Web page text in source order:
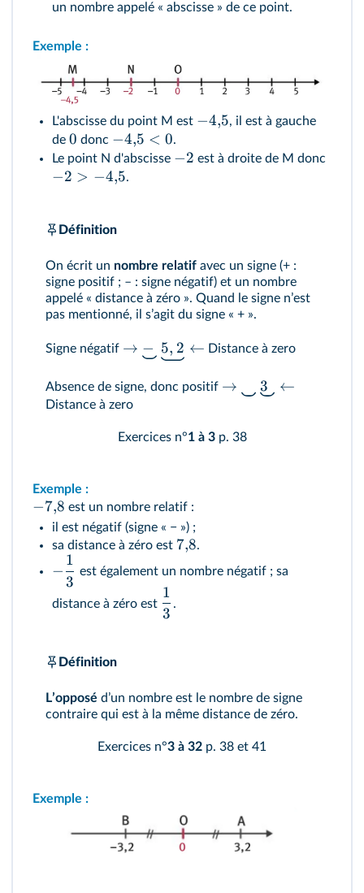
un nombre appelé « abscisse » de ce point.
Exemple :
L'abscisse du point M est −4,5, il est à gauche
de 0 donc −4,5 < 0.
Le point N d'abscisse −2 est à droite de M donc
−2 > −4,5.
Définition
On écrit un nombre relatif avec un signe (+ :
signe positif ; – : signe négatif) et un nombre
appelé « distance à zéro ». Quand le signe nʼest
pas mentionné, il sʼagit du signe « + ».
Signe négatif → − 5, 2 ← Distance à zero
Absence de signe, donc positif → 3 ←
Distance à zero
Exercices n°1 à 3p. 38
Exemple :
−7,8 est un nombre relatif :
il est négatif (signe « − ») ;
sa distance à zéro est 7,8.
−
3
1
est également un nombre négatif ; sa
distance à zéro est
3
1
.
Définition
Lʼopposé dʼun nombre est le nombre de signe
contraire qui est à la même distance de zéro.
Exercices n°3 à 32 p. 38 et 41
Exemple :